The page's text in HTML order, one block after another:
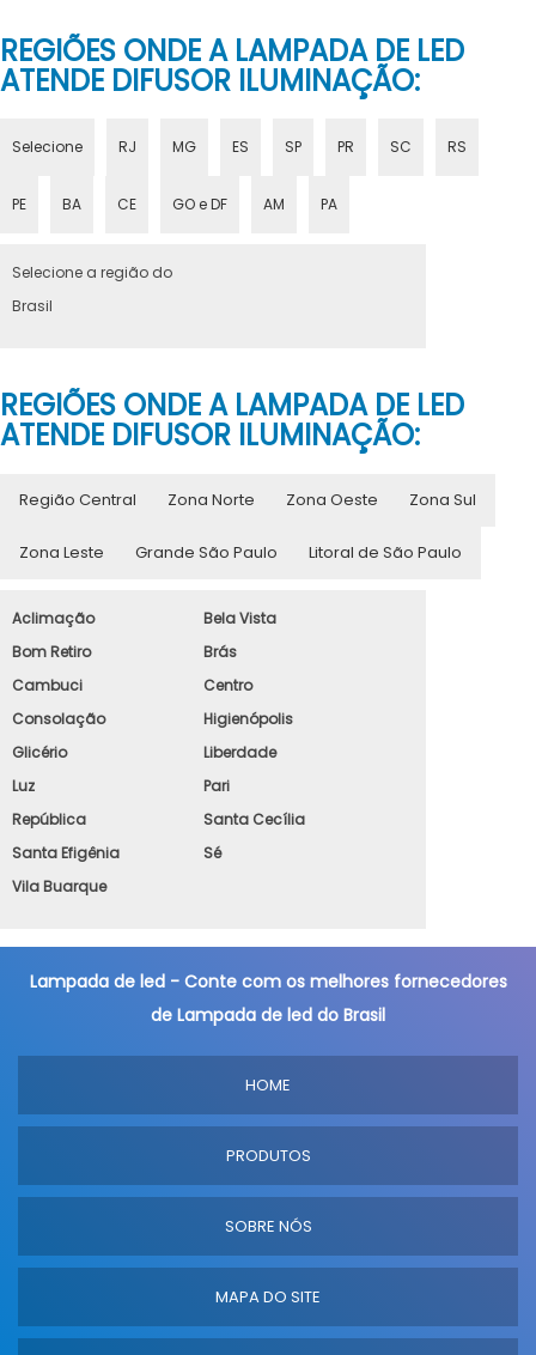
REGIÕES ONDE A LAMPADA DE LED
ATENDE DIFUSOR ILUMINAÇÃO:
Selecione RJ MG ES SP PR SC RS
PE BA CE GO e DF AM PA
Selecione a região do
Brasil
REGIÕES ONDE A LAMPADA DE LED
ATENDE DIFUSOR ILUMINAÇÃO:
Região Central Zona Norte Zona Oeste Zona Sul
Zona Leste Grande São Paulo Litoral de São Paulo
Aclimação
Bela Vista
Bom Retiro
Brás
Cambuci
Centro
Consolação
Higienópolis
Glicério
Liberdade
Luz
Pari
República
Santa Cecília
Santa Efigênia
Sé
Vila Buarque
Lampada de led - Conte com os melhores fornecedores
de Lampada de led do Brasil
HOME
PRODUTOS
SOBRE NÓS
MAPA DO SITE